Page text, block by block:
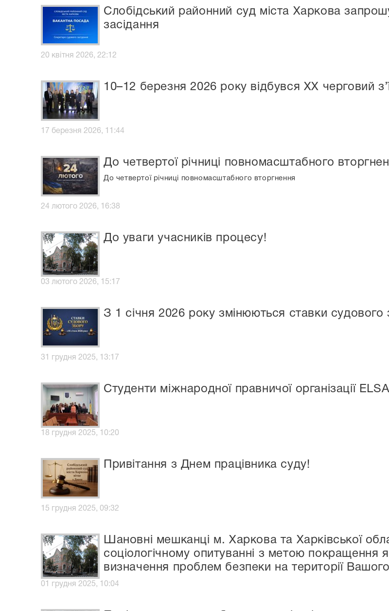
Слобідський районний суд міста Харкова
засідання
20 квітня 2026, 22:12
10–12 березня 2026 року відбувся ХХ черговий
17 березня 2026, 11:44
До четвертої річниці повномасштабного
До четвертої річниці повномасштабного вторгнення
24 лютого 2026, 16:38
До уваги учасників процесу!
03 лютого 2026, 15:17
З 1 січня 2026 року змінюються ставки судового
31 грудня 2025, 13:17
Студенти міжнародної правничої організації
18 грудня 2025, 10:20
Привітання з Днем працівника суду!
15 грудня 2025, 09:32
Шановні мешканці м. Харкова та Харківської
соціологічному опитуванні з метою покращення
визначення проблем безпеки на території
01 грудня 2025, 10:04